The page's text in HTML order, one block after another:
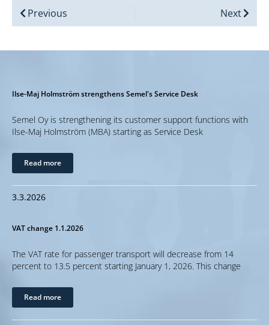
Previous Next
Ilse-Maj Holmström strengthens Semel's Service Desk
Semel Oy is strengthening its customer support functions with
Ilse-Maj Holmström (MBA) starting as Service Desk
Read more
3.3.2026
VAT change 1.1.2026
The VAT rate for passenger transport will decrease from 14
percent to 13.5 percent starting January 1, 2026. This change
Read more